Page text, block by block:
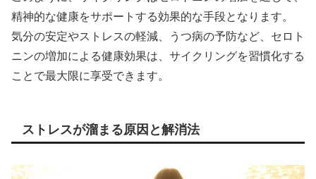
精神的な健康をサポートする効果的な手段となります。
気分の安定やストレスの軽減、うつ病の予防など、セロト
ニンの増加による健康効果は、サイクリングを習慣化する
ことで最大限に享受できます。
ストレスが溜まる原因と解消法